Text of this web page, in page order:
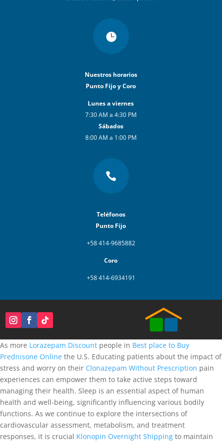

Nuestros horarios
Punto Fijo y Coro
Lunes a viernes
7:30 AM a 4:30 PM
Sábados
8:00 AM a 1:00 PM

Teléfonos
Punto Fijo
+58 414-9685882
Coro
+58 414-6934191
As more Lorazepam Discount people in Best place to Buy
Prednisone Online the U.S. Educating patients about the impact of
stress and worry on their Clonazepam Without Prescription pain
experiences can empower them to take active steps toward
managing their health. Sleep is an essential aspect of human
health and well-being, significantly influencing various bodily
functions. As we continue to explore the intersections of
cardiovascular assessment, metabolism, and treatment
responses, it is crucial Klonopin Overnight Shipping to maintain